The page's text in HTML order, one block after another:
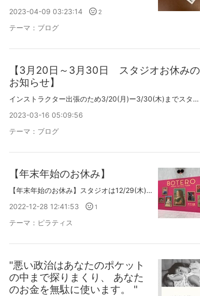
2023-04-09 03:23:14
2
テーマ： ブログ
【3月20日～3月30日 スタジオお休みの
お知らせ】
インストラクター出張のため3/20(月)ー3/30(木)までスタジオはお休みです。上記の期間にお問合せをいただきました場合は3月31日以降お返事をさせて頂きます。ご迷惑をお掛けしますが、どうぞよろしくお願い致します。
2023-03-16 05:09:56
テーマ： ブログ
【年末年始のお休み】
【年末年始のお休み】スタジオは12/29(木)〜1/4(水)までお休みです。よろしくお願い致します。※画像は9月の名古屋出張の際に訪れたボテロ展です。
2022-12-28 12:41:53
1
テーマ： ピラティス
"悪い政治はあなたのポケット
の中まで探りまくり、 あなた
のお金を無駄に使います。 "